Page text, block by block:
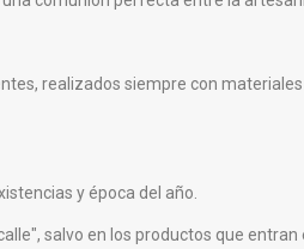
realizados siempre con
y época del año.
salvo en los productos que entran